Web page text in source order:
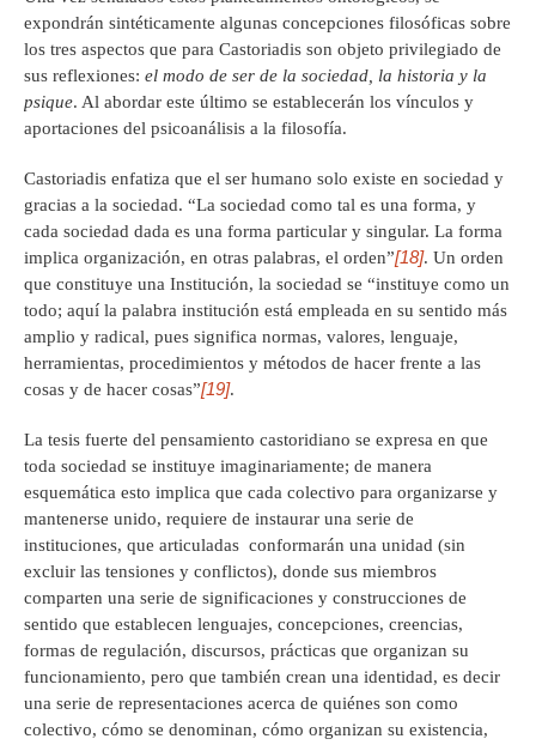
expondrán sintéticamente algunas concepciones filosóficas sobre
los tres aspectos que para Castoriadis son objeto privilegiado de
sus reflexiones: el modo de ser de la sociedad, la historia y la
psique. Al abordar este último se establecerán los vínculos y
aportaciones del psicoanálisis a la filosofía.
Castoriadis enfatiza que el ser humano solo existe en sociedad y
gracias a la sociedad. “La sociedad como tal es una forma, y
cada sociedad dada es una forma particular y singular. La forma
implica organización, en otras palabras, el orden”[18]. Un orden
que constituye una Institución, la sociedad se “instituye como un
todo; aquí la palabra institución está empleada en su sentido más
amplio y radical, pues significa normas, valores, lenguaje,
herramientas, procedimientos y métodos de hacer frente a las
cosas y de hacer cosas”[19].
La tesis fuerte del pensamiento castoridiano se expresa en que
toda sociedad se instituye imaginariamente; de manera
esquemática esto implica que cada colectivo para organizarse y
mantenerse unido, requiere de instaurar una serie de
instituciones, que articuladas conformarán una unidad (sin
excluir las tensiones y conflictos), donde sus miembros
comparten una serie de significaciones y construcciones de
sentido que establecen lenguajes, concepciones, creencias,
formas de regulación, discursos, prácticas que organizan su
funcionamiento, pero que también crean una identidad, es decir
una serie de representaciones acerca de quiénes son como
colectivo, cómo se denominan, cómo organizan su existencia,